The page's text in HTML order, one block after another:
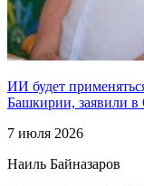
ИИ будет
Башкирии, заявили
7 июля 2026
Наиль Байназаров